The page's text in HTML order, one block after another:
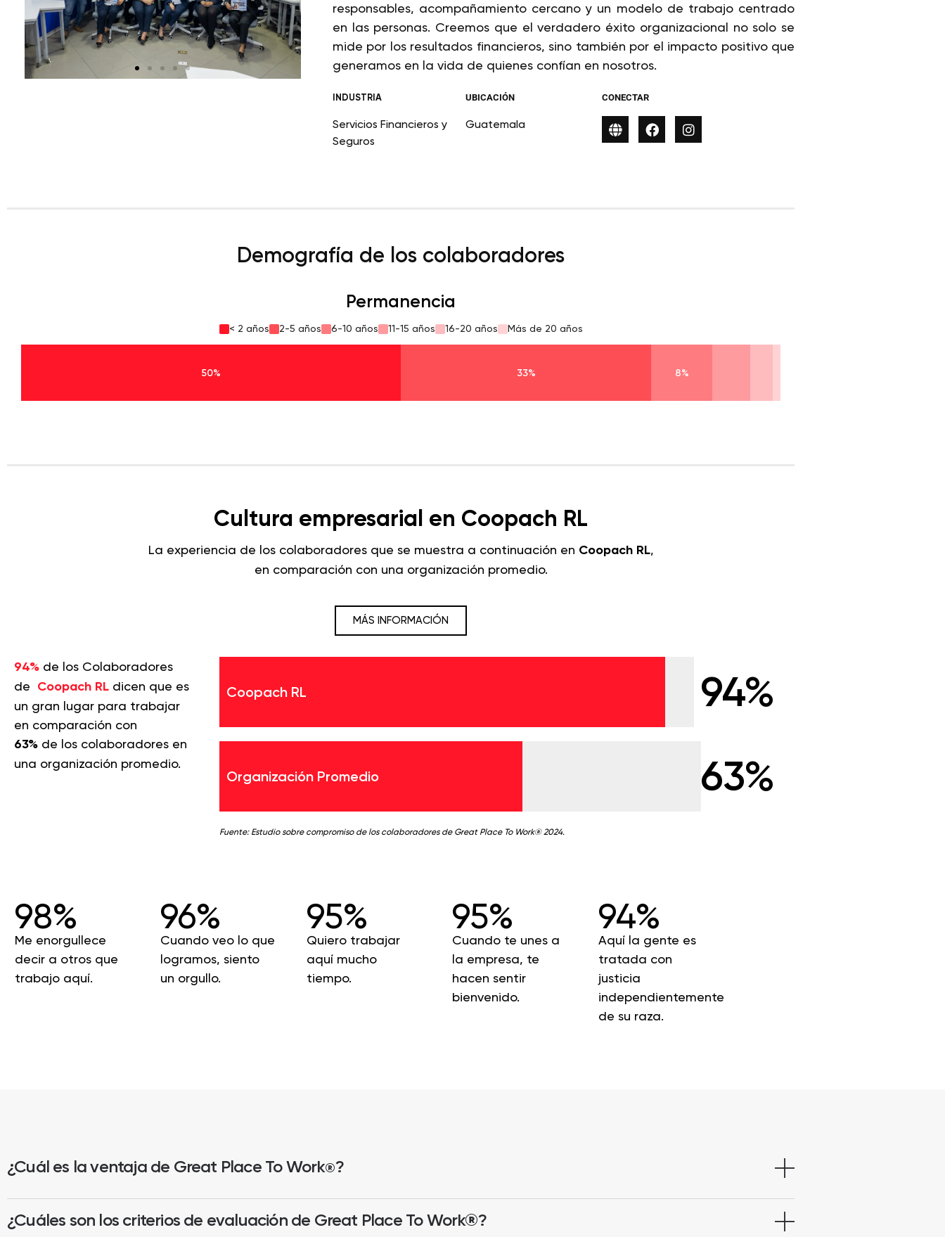
responsables, acompañamiento cercano y un modelo de trabajo centrado
en las personas. Creemos que el verdadero éxito organizacional no solo se
mide por los resultados financieros, sino también por el impacto positivo que
generamos en la vida de quienes confían en nosotros.
INDUSTRIA
Servicios Financieros y
Seguros
UBICACIÓN
Guatemala
CONECTAR
Demografía de los colaboradores
Permanencia
< 2 años 2-5 años 6-10 años 11-15 años 16-20 años Más de 20 años
50% 33% 8%
Cultura empresarial en Coopach RL
La experiencia de los colaboradores que se muestra a continuación en Coopach RL,
en comparación con una organización promedio.
MÁS INFORMACIÓN
94% de los Colaboradores
de Coopach RL dicen que es
un gran lugar para trabajar
en comparación con
63% de los colaboradores en
una organización promedio.
Coopach RL 94%
Organización Promedio 63%
Fuente: Estudio sobre compromiso de los colaboradores de Great Place To Work® 2024.
98%
Me enorgullece
decir a otros que
trabajo aquí.
96%
Cuando veo lo que
logramos, siento
un orgullo.
95%
Quiero trabajar
aquí mucho
tiempo.
95%
Cuando te unes a
la empresa, te
hacen sentir
bienvenido.
94%
Aquí la gente es
tratada con
justicia
independientemente
de su raza.
¿Cuál es la ventaja de Great Place To Work®?
¿Cuáles son los criterios de evaluación de Great Place To Work®?